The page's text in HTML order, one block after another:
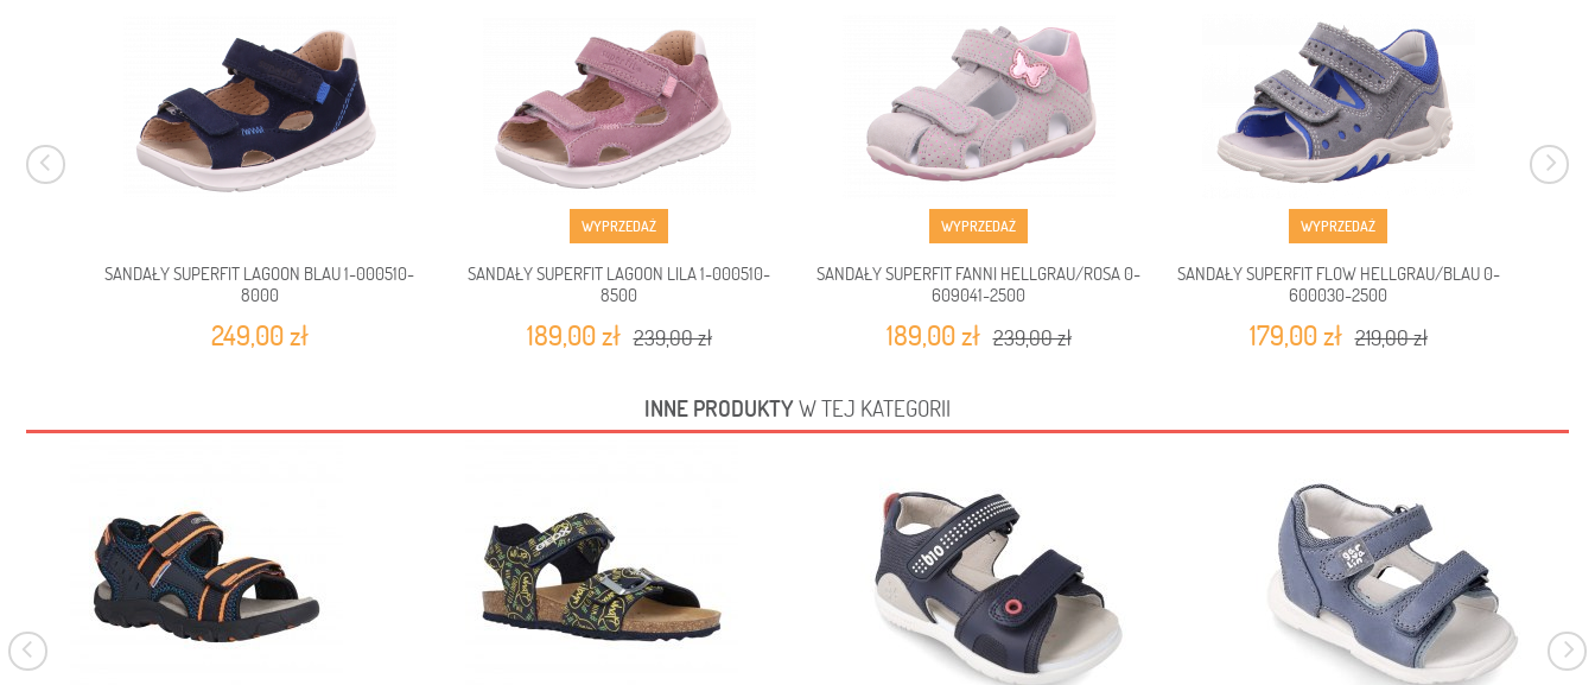
SANDAŁY SUPERFIT LAGOON BLAU 1-000510-
8000
249,00 zł
WYPRZEDAŻ
SANDAŁY SUPERFIT LAGOON LILA 1-000510-
8500
189,00 zł 239,00 zł
WYPRZEDAŻ
SANDAŁY SUPERFIT FANNI HELLGRAU/ROSA 0-
609041-2500
189,00 zł 239,00 zł
WYPRZEDAŻ
SANDAŁY SUPERFIT FLOW HELLGRAU/BLAU 0-
600030-2500
179,00 zł 219,00 zł
INNE PRODUKTYW TEJ KATEGORII